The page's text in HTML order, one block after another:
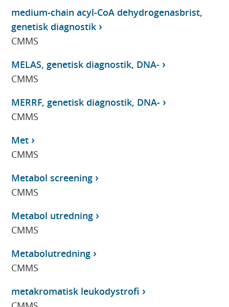
medium-chain acyl-CoA dehydrogenasbrist,
genetisk diagnostik
CMMS
MELAS, genetisk diagnostik, DNA-
CMMS
MERRF, genetisk diagnostik, DNA-
CMMS
Met
CMMS
Metabol screening
CMMS
Metabol utredning
CMMS
Metabolutredning
CMMS
metakromatisk leukodystrofi